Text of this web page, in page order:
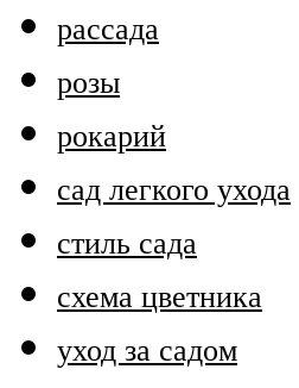
рассада
розы
рокарий
сад легкого ухода
стиль сада
схема цветника
уход за садом